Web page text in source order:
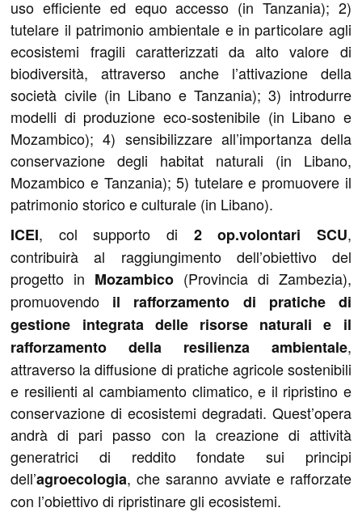
uso efficiente ed equo accesso (in Tanzania); 2)
tutelare il patrimonio ambientale e in particolare agli
ecosistemi fragili caratterizzati da alto valore di
biodiversità, attraverso anche l’attivazione della
società civile (in Libano e Tanzania); 3) introdurre
modelli di produzione eco-sostenibile (in Libano e
Mozambico); 4) sensibilizzare all’importanza della
conservazione degli habitat naturali (in Libano,
Mozambico e Tanzania); 5) tutelare e promuovere il
patrimonio storico e culturale (in Libano).
ICEI, col supporto di 2 op.volontari SCU,
contribuirà al raggiungimento dell’obiettivo del
progetto in Mozambico (Provincia di Zambezia),
promuovendo il rafforzamento di pratiche di
gestione integrata delle risorse naturali e il
rafforzamento della resilienza ambientale,
attraverso la diffusione di pratiche agricole sostenibili
e resilienti al cambiamento climatico, e il ripristino e
conservazione di ecosistemi degradati. Quest’opera
andrà di pari passo con la creazione di attività
generatrici di reddito fondate sui principi
dell’agroecologia, che saranno avviate e rafforzate
con l’obiettivo di ripristinare gli ecosistemi.